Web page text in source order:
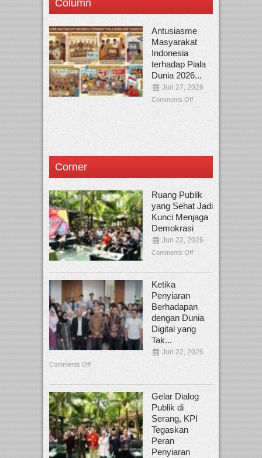
Column
Antusiasme
Masyarakat
Indonesia
terhadap Piala
Dunia 2026...
Jun 27, 2026
Comments Off
Corner
Ruang Publik
yang Sehat Jadi
Kunci Menjaga
Demokrasi
Jun 22, 2026
Comments Off
Ketika
Penyiaran
Berhadapan
dengan Dunia
Digital yang
Tak...
Jun 22, 2026
Comments Off
Gelar Dialog
Publik di
Serang, KPI
Tegaskan
Peran
Penyiaran